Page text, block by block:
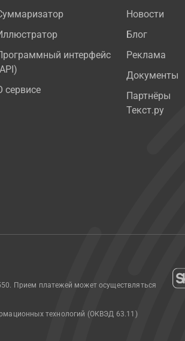
интерфейс
сервисе
Новости
Блог
Реклама
Документы
Партнёры
Текст.ру
Прием платежей может осуществляться
технологий (ОКВЭД 63.11)